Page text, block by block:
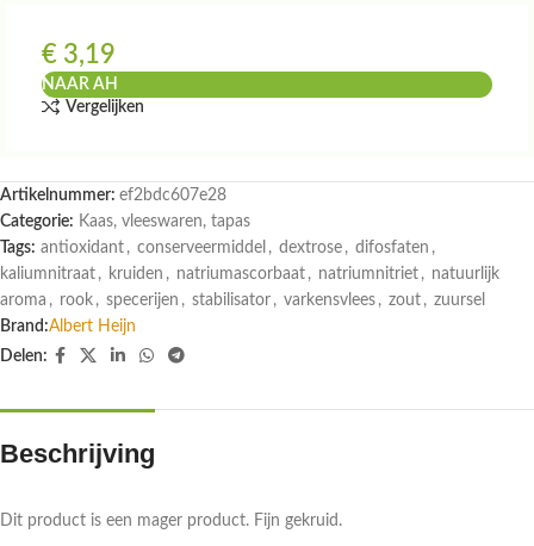
€ 3,19
NAAR AH
Vergelijken
Artikelnummer: ef2bdc607e28
Categorie: Kaas, vleeswaren, tapas
Tags: antioxidant , conserveermiddel , dextrose , difosfaten ,
kaliumnitraat , kruiden , natriumascorbaat , natriumnitriet , natuurlijk
aroma , rook , specerijen , stabilisator , varkensvlees , zout , zuursel
Brand:Albert Heijn
Delen:
Beschrijving
Dit product is een mager product. Fijn gekruid.